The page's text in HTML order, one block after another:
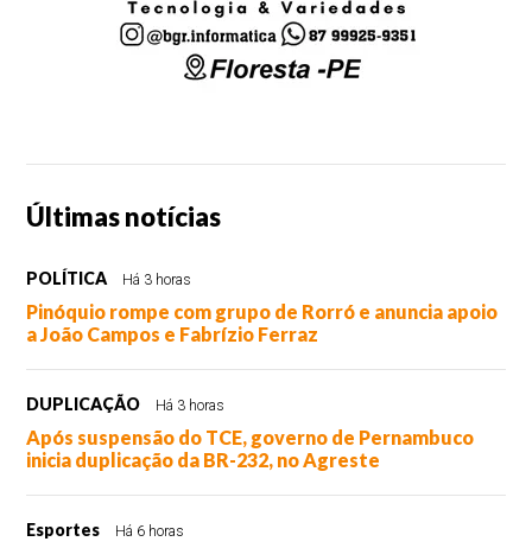
Últimas notícias
POLÍTICA Há 3 horas
Pinóquio rompe com grupo de Rorró e anuncia apoio
a João Campos e Fabrízio Ferraz
DUPLICAÇÃO Há 3 horas
Após suspensão do TCE, governo de Pernambuco
inicia duplicação da BR-232, no Agreste
Esportes Há 6 horas